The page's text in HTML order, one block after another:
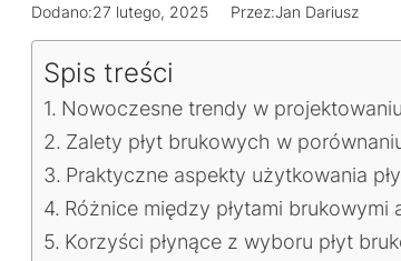
Dodano:27 lutego, 2025 Przez:Jan Dariusz
Spis treści
Nowoczesne trendy w
Zalety płyt brukowych w
Praktyczne aspekty użytkowania
Różnice między płytami
Korzyści płynące z wyboru płyt